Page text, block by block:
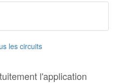
les circuits
l'application